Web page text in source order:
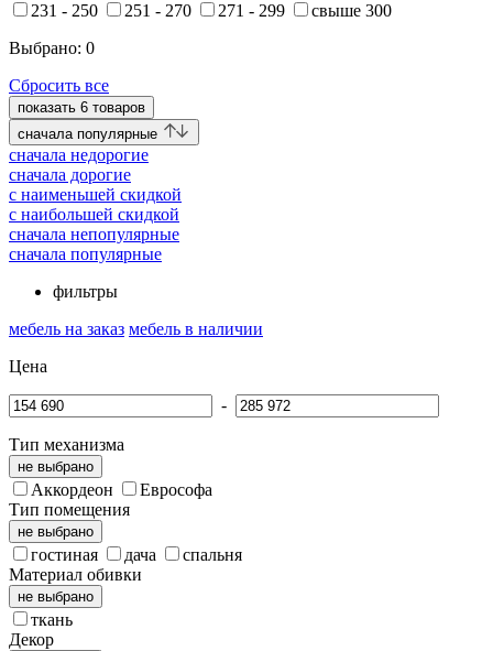
231 - 250
251 - 270 271 - 299
свыше 300
Выбрано: 0
Сбросить все
показать 6 товаров
cначала популярные
cначала недорогие
cначала дорогие
c наименьшей скидкой
c наибольшей скидкой
сначала непопулярные
сначала популярные
фильтры
мебель на заказ мебель в наличии
Цена
-
Тип механизма
не выбрано
Аккордеон
Еврософа
Тип помещения
не выбрано
гостиная дача
спальня
Материал обивки
не выбрано
ткань
Декор